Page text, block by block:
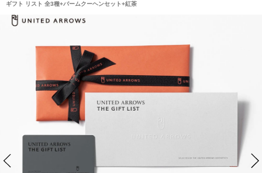
ギフト リスト 全3種+バームクーヘンセット+紅茶